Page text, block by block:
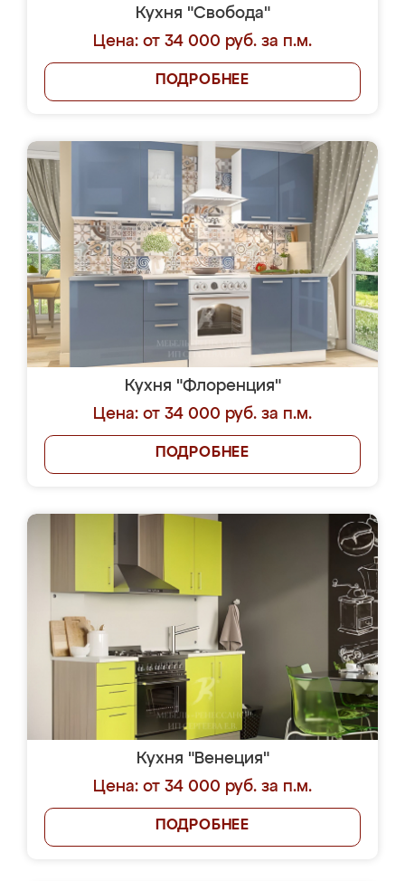
Кухня "Свобода"
Цена: от 34 000 руб. за п.м.
ПОДРОБНЕЕ
Кухня "Флоренция"
Цена: от 34 000 руб. за п.м.
ПОДРОБНЕЕ
Кухня "Венеция"
Цена: от 34 000 руб. за п.м.
ПОДРОБНЕЕ